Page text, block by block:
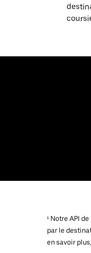
¹ Notre API
par le
en savoir